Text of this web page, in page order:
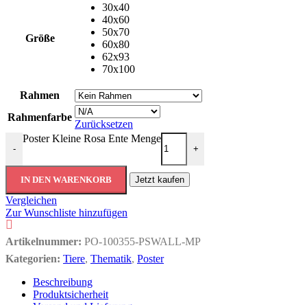
Größe
30x40
40x60
50x70
60x80
62x93
70x100
Rahmen
Rahmenfarbe
Zurücksetzen
-
Poster Kleine Rosa Ente Menge
+
IN DEN WARENKORB Jetzt kaufen
Vergleichen
Zur Wunschliste hinzufügen
Artikelnummer: PO-100355-PSWALL-MP
Kategorien: Tiere, Thematik, Poster
Beschreibung
Produktsicherheit